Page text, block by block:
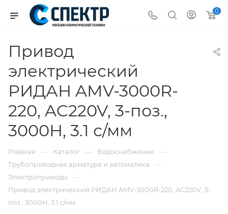
0
Привод
электрический
РИДАН AMV-3000R-
220, AC220V, 3-поз.,
3000Н, 3.1 с/мм
Главная — Каталог — Водоснабжение —
Трубопроводная арматура и автоматика —
Электроприводы —
Привод электрический РИДАН AMV-3000R-220, AC220V, 3-
поз., 3000Н, 3.1 с/мм